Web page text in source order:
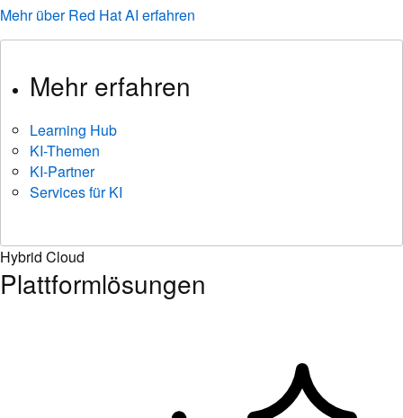
Mehr über Red Hat AI erfahren
Mehr erfahren
Learning Hub
KI-Themen
KI-Partner
Services für KI
Hybrid Cloud
Plattformlösungen